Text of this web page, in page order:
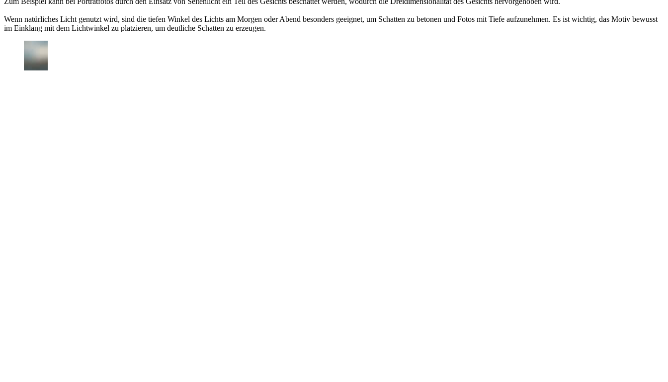
Wenn natürliches Licht genutzt wird, sind die tiefen Winkel des Lichts am Morgen oder Abend besonders geeignet, um Schatten zu betonen und Fotos mit Tiefe aufzunehmen. Es ist wichtig, das Motiv bewusst
im Einklang mit dem Lichtwinkel zu platzieren, um deutliche Schatten zu erzeugen.